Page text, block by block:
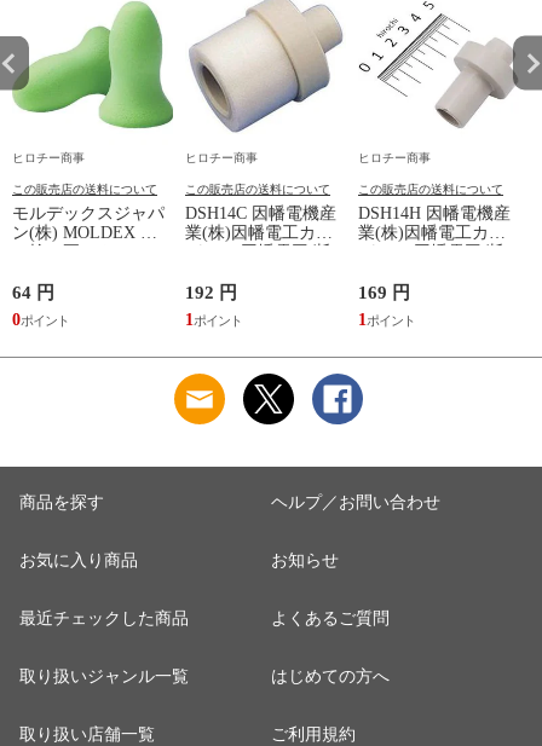
ヒロチー商事
この販売店の送料について
モルデックスジャパ
ン(株) MOLDEX 使
し
64 円
0
ヒロチー商事
この販売店の送料について
DSH14C 因幡電機産
業(株)因幡電工カン
14用本体カフス
192 円
1
ヒロチー商事
この販売店の送料について
DSH14H 因幡電機産
業(株)因幡電工カン
14用ホースジョイン
ト
169 円
1
商品を探す
お気に入り商品
最近チェックした商品
取り扱いジャンル一覧
取り扱い店舗一覧
ヘルプ／お問い合わせ
お知らせ
よくあるご質問
はじめての方へ
ご利用規約